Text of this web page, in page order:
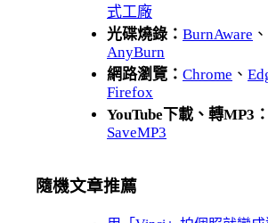
式工廠
光碟燒錄： BurnAware 、
AnyBurn
網路瀏覽： Chrome 、
Firefox
YouTube下載、轉MP3：
SaveMP3
隨機文章推薦